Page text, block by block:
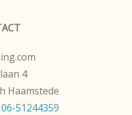
4
Haamstede
06-51244359